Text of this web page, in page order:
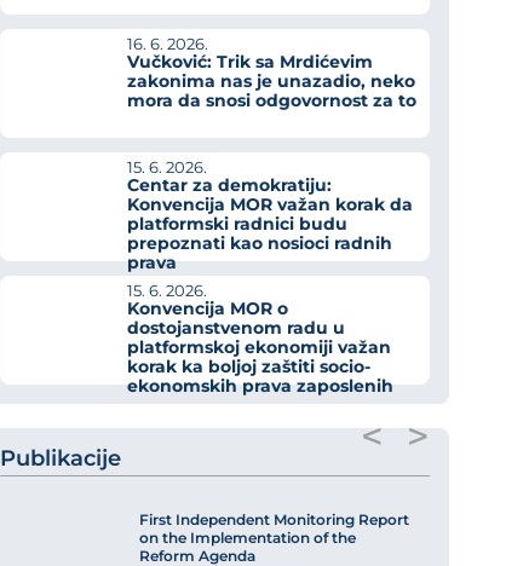
16. 6. 2026.
Vučković: Trik sa Mrdićevim
zakonima nas je unazadio, neko
mora da snosi odgovornost za to
15. 6. 2026.
Centar za demokratiju:
Konvencija MOR važan korak da
platformski radnici budu
prepoznati kao nosioci radnih
prava
15. 6. 2026.
Konvencija MOR o
dostojanstvenom radu u
platformskoj ekonomiji važan
korak ka boljoj zaštiti socio-
ekonomskih prava zaposlenih
Publikacije
First Independent Monitoring Report
on the Implementation of the
Reform Agenda
< >